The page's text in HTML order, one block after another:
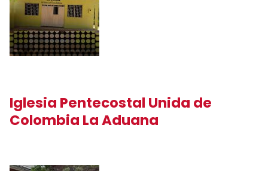
Iglesia Pentecostal Unida de
Colombia La Aduana